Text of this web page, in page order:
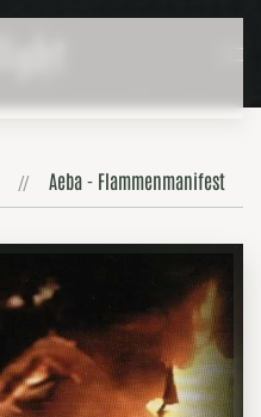
Aeba - Flammenmanifest